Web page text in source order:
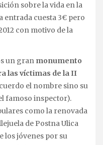
sobre la vida en la
entrada cuesta 3€ pero
con motivo de la
un gran monumento
las víctimas de la II
el nombre sino su
famoso inspector).
como la renovada
de Postna Ulica
los jóvenes por su